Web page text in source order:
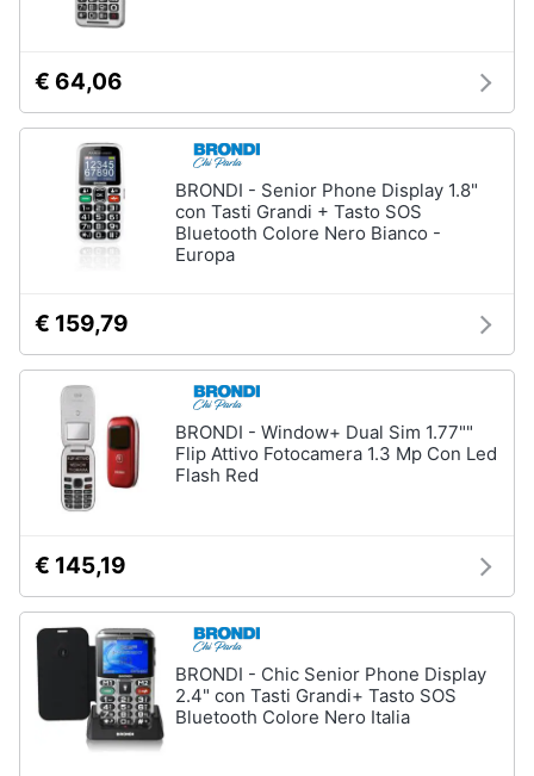
€ 64,06
BRONDI - Senior Phone Display 1.8"
con Tasti Grandi + Tasto SOS
Bluetooth Colore Nero Bianco -
Europa
€ 159,79
BRONDI - Window+ Dual Sim 1.77""
Flip Attivo Fotocamera 1.3 Mp Con Led
Flash Red
€ 145,19
BRONDI - Chic Senior Phone Display
2.4" con Tasti Grandi+ Tasto SOS
Bluetooth Colore Nero Italia